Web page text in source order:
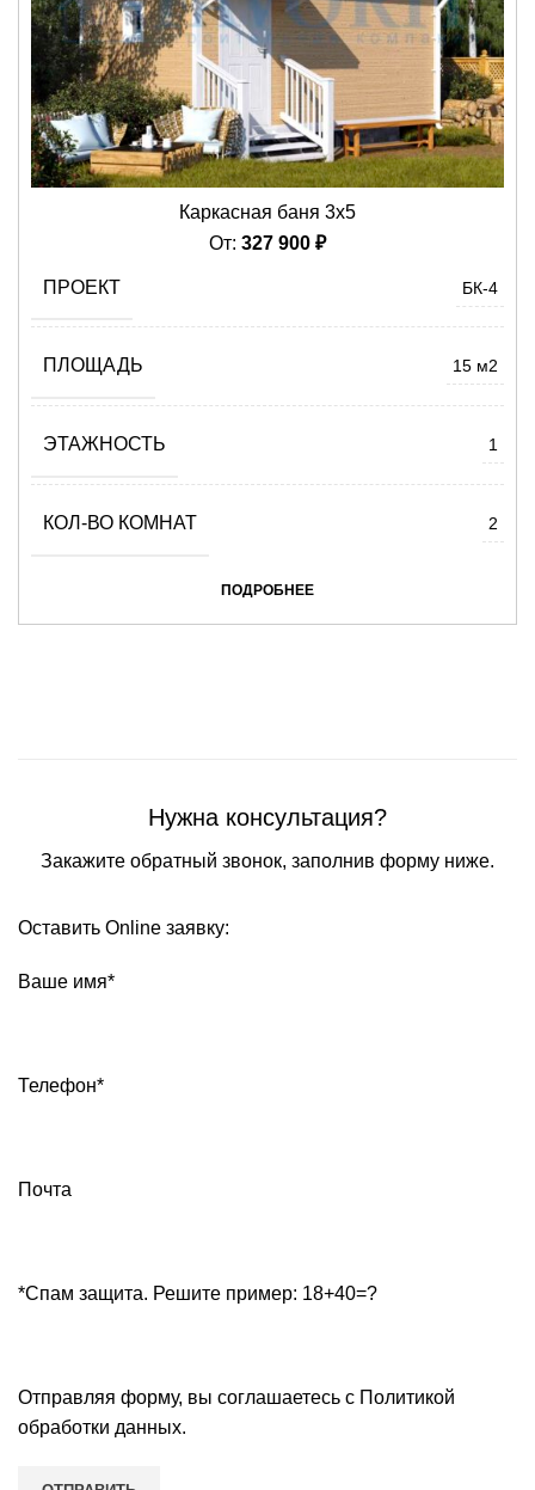
Каркасная баня 3х5
От: 327 900 ₽
ПРОЕКТ БК-4
ПЛОЩАДЬ 15 м2
ЭТАЖНОСТЬ 1
КОЛ-ВО КОМНАТ 2
ПОДРОБНЕЕ
Нужна консультация?
Закажите обратный звонок, заполнив форму ниже.
Оставить Online заявку:
Ваше имя*
Телефон*
Почта
*Спам защита. Решите пример: 18+40=?
Отправляя форму, вы соглашаетесь с Политикой
обработки данных.